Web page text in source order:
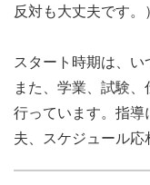
反対も大丈夫です。
スタート時期は、い
また、学業、試験
行っています。指導
夫、スケジュール応